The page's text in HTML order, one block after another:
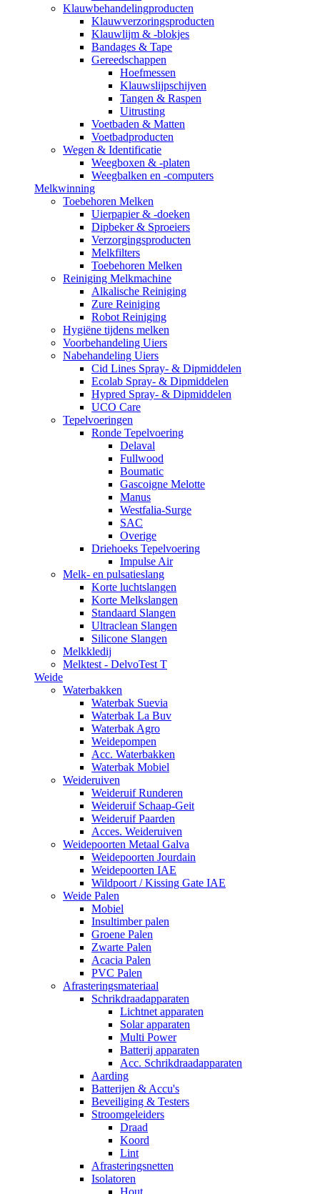
Klauwbehandelingproducten
Klauwverzoringsproducten
Klauwlijm & -blokjes
Bandages & Tape
Gereedschappen
Hoefmessen
Klauwslijpschijven
Tangen & Raspen
Uitrusting
Voetbaden & Matten
Voetbadproducten
Wegen & Identificatie
Weegboxen & -platen
Weegbalken en -computers
Melkwinning
Toebehoren Melken
Uierpapier & -doeken
Dipbeker & Sproeiers
Verzorgingsproducten
Melkfilters
Toebehoren Melken
Reiniging Melkmachine
Alkalische Reiniging
Zure Reiniging
Robot Reiniging
Hygiëne tijdens melken
Voorbehandeling Uiers
Nabehandeling Uiers
Cid Lines Spray- & Dipmiddelen
Ecolab Spray- & Dipmiddelen
Hypred Spray- & Dipmiddelen
UCO Care
Tepelvoeringen
Ronde Tepelvoering
Delaval
Fullwood
Boumatic
Gascoigne Melotte
Manus
Westfalia-Surge
SAC
Overige
Driehoeks Tepelvoering
Impulse Air
Melk- en pulsatieslang
Korte luchtslangen
Korte Melkslangen
Standaard Slangen
Ultraclean Slangen
Silicone Slangen
Melkkledij
Melktest - DelvoTest T
Weide
Waterbakken
Waterbak Suevia
Waterbak La Buv
Waterbak Agro
Weidepompen
Acc. Waterbakken
Waterbak Mobiel
Weideruiven
Weideruif Runderen
Weideruif Schaap-Geit
Weideruif Paarden
Acces. Weideruiven
Weidepoorten Metaal Galva
Weidepoorten Jourdain
Weidepoorten IAE
Wildpoort / Kissing Gate IAE
Weide Palen
Mobiel
Insultimber palen
Groene Palen
Zwarte Palen
Acacia Palen
PVC Palen
Afrasteringsmateriaal
Schrikdraadapparaten
Lichtnet apparaten
Solar apparaten
Multi Power
Batterij apparaten
Acc. Schrikdraadapparaten
Aarding
Batterijen & Accu's
Beveiliging & Testers
Stroomgeleiders
Draad
Koord
Lint
Afrasteringsnetten
Isolatoren